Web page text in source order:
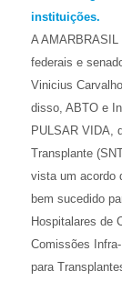
instituições.
A
federais e
Vinicius
disso, ABTO e
PULSAR VIDA,
Transplante
vista um acordo
bem sucedido
Hospitalares de
Comissões
para